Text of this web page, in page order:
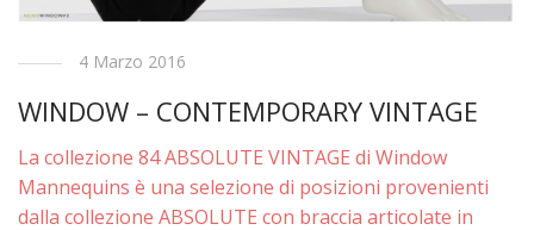
4 Marzo 2016
WINDOW – CONTEMPORARY VINTAGE
La collezione 84 ABSOLUTE VINTAGE di Window
Mannequins è una selezione di posizioni provenienti
dalla collezione ABSOLUTE con braccia articolate in